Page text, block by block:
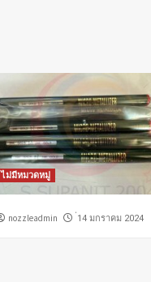
ไม่มีหมวดหมู่
nozzleadmin ่14 มกราคม 2024